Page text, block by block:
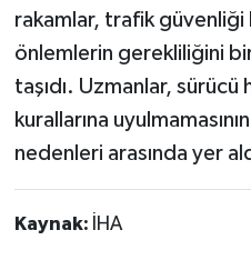
rakamlar, trafik güvenliği
önlemlerin gerekliliğini
taşıdı. Uzmanlar, sürücü
kurallarına
nedenleri arasında yer
Kaynak: İHA